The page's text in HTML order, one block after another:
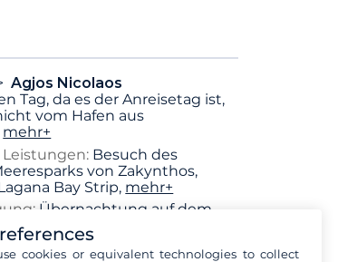
Agjos Nicolaos
Tag, da es der Anreisetag ist,
vom Hafen aus
mehr+
Besuch des
von Zakynthos,
Bay Strip, mehr+
Übernachtung auf dem
Mittagessen
cookies or equivalent technologies to collect